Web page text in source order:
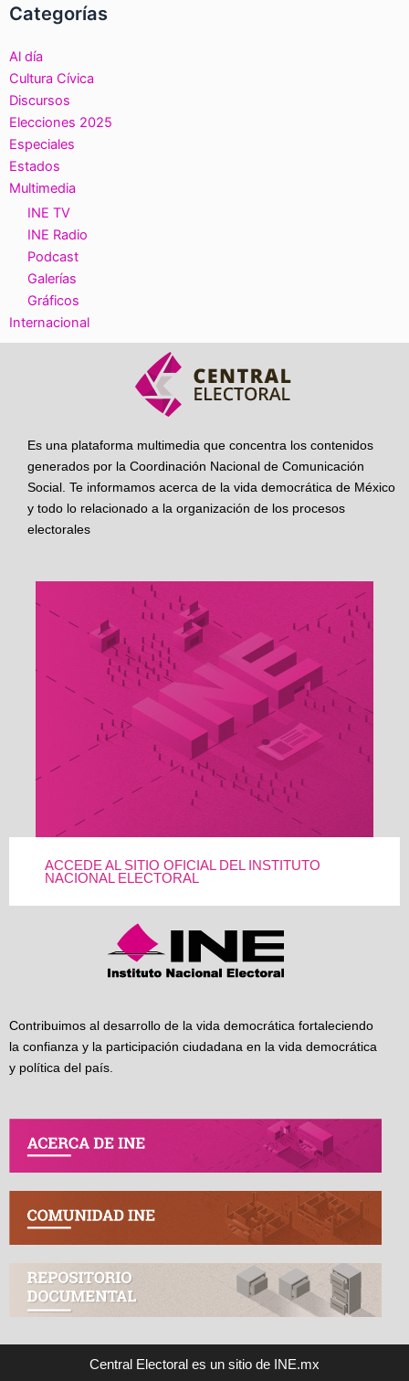
Categorías
Al día
Cultura Cívica
Discursos
Elecciones 2025
Especiales
Estados
Multimedia
INE TV
INE Radio
Podcast
Galerías
Gráficos
Internacional
Es una plataforma multimedia que concentra los contenidos
generados por la Coordinación Nacional de Comunicación
Social. Te informamos acerca de la vida democrática de México
y todo lo relacionado a la organización de los procesos
electorales
ACCEDE AL SITIO OFICIAL DEL INSTITUTO
NACIONAL ELECTORAL
Contribuimos al desarrollo de la vida democrática fortaleciendo
la confianza y la participación ciudadana en la vida democrática
y política del país.
Central Electoral es un sitio de INE.mx